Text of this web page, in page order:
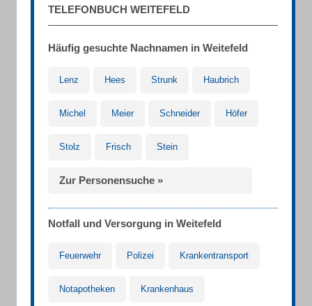
TELEFONBUCH WEITEFELD
Häufig gesuchte Nachnamen in Weitefeld
Lenz Hees Strunk Haubrich
Michel Meier Schneider Höfer
Stolz Frisch Stein
Zur Personensuche »
Notfall und Versorgung in Weitefeld
Feuerwehr Polizei Krankentransport
Notapotheken Krankenhaus